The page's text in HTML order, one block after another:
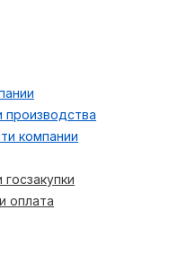
производства
компании
оплата